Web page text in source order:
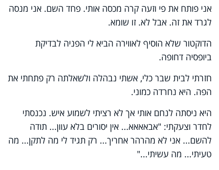
אני פותח את פי וזעה קרה מכסה אותי. פחד השם. אני מנסה
לגרד את זה. אבל לא. זו שומא.
הדוקטור שלא הוסיף לאווירה הביא לי הפניה לבדיקת
ביופסיה דחופה.
חזרתי לבית שבר כלי, אשתי נבהלה ולשאלתה רק פתחתי את
הפה. היא נחרדה כמוני.
היא ניסתה לנחם אותי אך לא רציתי לשמוע איש. נכנסתי
לחדר וצעקתי: "אבאאאא... אין יסורים בלא עוון... תודה
להשם... אני לא מהרהר אחריך... רק תגיד לי מה לתקן... מה
טעיתי... מה עשיתי..."